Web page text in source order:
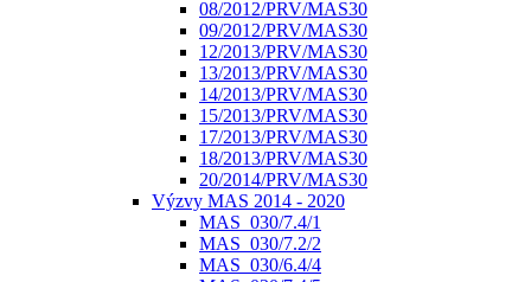
08/2012/PRV/MAS30
09/2012/PRV/MAS30
12/2013/PRV/MAS30
13/2013/PRV/MAS30
14/2013/PRV/MAS30
15/2013/PRV/MAS30
17/2013/PRV/MAS30
18/2013/PRV/MAS30
20/2014/PRV/MAS30
Výzvy MAS 2014 - 2020
MAS_030/7.4/1
MAS_030/7.2/2
MAS_030/6.4/4